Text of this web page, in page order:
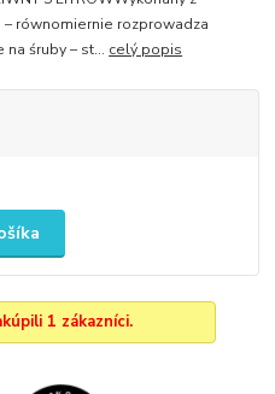
równomiernie rozprowadza
śruby – st... celý popis
1 zákazníci.